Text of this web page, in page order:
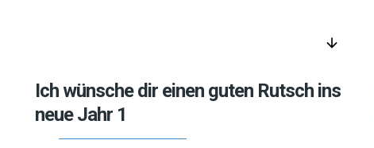
arrow_downward
Ich wünsche dir einen guten Rutsch ins
neue Jahr 1